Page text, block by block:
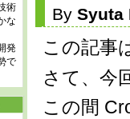
By Syuta
この記事
さて、今
この間
術
な
発
で